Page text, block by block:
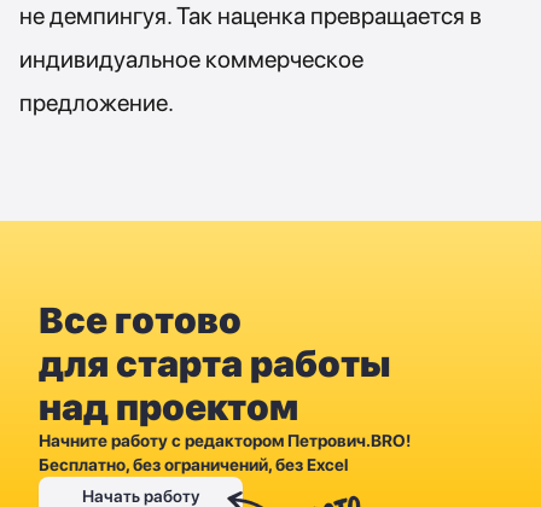
не демпингуя. Так наценка превращается в
индивидуальное коммерческое
предложение.
Все готово
для старта работы
над проектом
Начните работу с редактором Петрович.BRO!
Бесплатно, без ограничений, без Excel
Начать работу